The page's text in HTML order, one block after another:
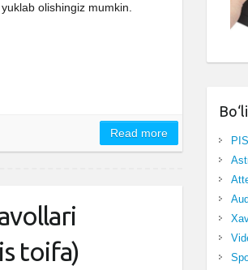
olishingiz mumkin.
Read more
toifa)